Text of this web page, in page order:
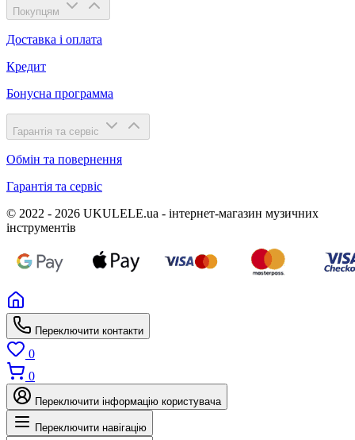
Покупцям
Доставка і оплата
Кредит
Бонусна программа
Гарантія та сервіс
Обмін та повернення
Гарантія та сервіс
© 2022 - 2026 UKULELE.ua - інтернет-магазин музичних
інструментів
Переключити контакти
0
0
Переключити інформацію користувача
Переключити навігацію